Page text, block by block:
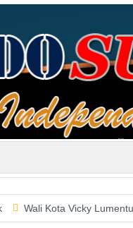
Vicky Lumentut